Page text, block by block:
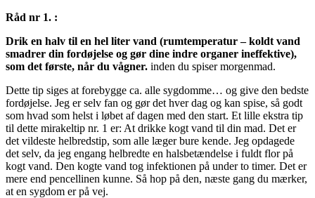
Råd nr 1. :
Drik en halv til en hel liter vand (rumtemperatur – koldt vand
smadrer din fordøjelse og gør dine indre organer ineffektive),
som det første, når du vågner. inden du spiser morgenmad.
Dette tip siges at forebygge ca. alle sygdomme… og give den bedste
fordøjelse. Jeg er selv fan og gør det hver dag og kan spise, så godt
som hvad som helst i løbet af dagen med den start. Et lille ekstra tip
til dette mirakeltip nr. 1 er: At drikke kogt vand til din mad. Det er
det vildeste helbredstip, som alle læger bure kende. Jeg opdagede
det selv, da jeg engang helbredte en halsbetændelse i fuldt flor på
kogt vand. Den kogte vand tog infektionen på under to timer. Det er
mere end pencellinen kunne. Så hop på den, næste gang du mærker,
at en sygdom er på vej.